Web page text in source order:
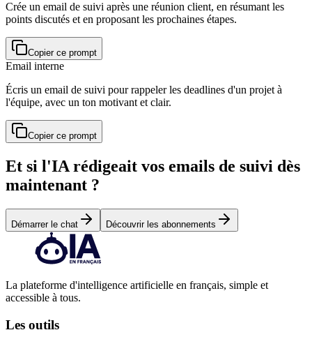
Crée un email de suivi après une réunion client, en résumant les
points discutés et en proposant les prochaines étapes.
Copier ce prompt
Email interne
Écris un email de suivi pour rappeler les deadlines d'un projet à
l'équipe, avec un ton motivant et clair.
Copier ce prompt
Et si l'IA rédigeait vos emails de suivi dès
maintenant ?
Démarrer le chat Découvrir les abonnements
La plateforme d'intelligence artificielle en français, simple et
accessible à tous.
Les outils